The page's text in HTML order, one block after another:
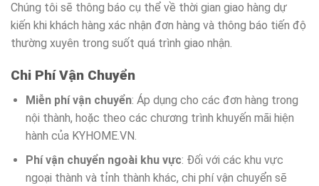
Chúng tôi sẽ thông báo cụ thể về thời gian giao hàng dự
kiến khi khách hàng xác nhận đơn hàng và thông báo tiến độ
thường xuyên trong suốt quá trình giao nhận.
Chi Phí Vận Chuyển
Miễn phí vận chuyển: Áp dụng cho các đơn hàng trong
nội thành, hoặc theo các chương trình khuyến mãi hiện
hành của KYHOME.VN.
Phí vận chuyển ngoài khu vực: Đối với các khu vực
ngoại thành và tỉnh thành khác, chi phí vận chuyển sẽ